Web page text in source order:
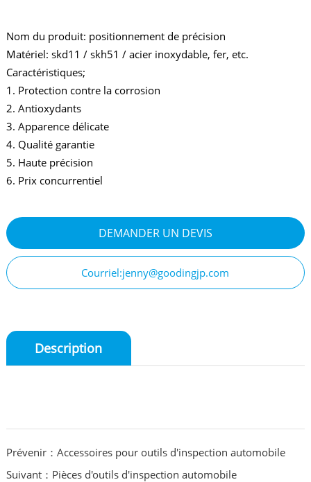
Nom du produit: positionnement de précision
Matériel: skd11 / skh51 / acier inoxydable, fer, etc.
Caractéristiques;
1. Protection contre la corrosion
2. Antioxydants
3. Apparence délicate
4. Qualité garantie
5. Haute précision
6. Prix concurrentiel
DEMANDER UN DEVIS
Courriel:jenny@goodingjp.com
Description
Prévenir：Accessoires pour outils d'inspection automobile
Suivant：Pièces d'outils d'inspection automobile